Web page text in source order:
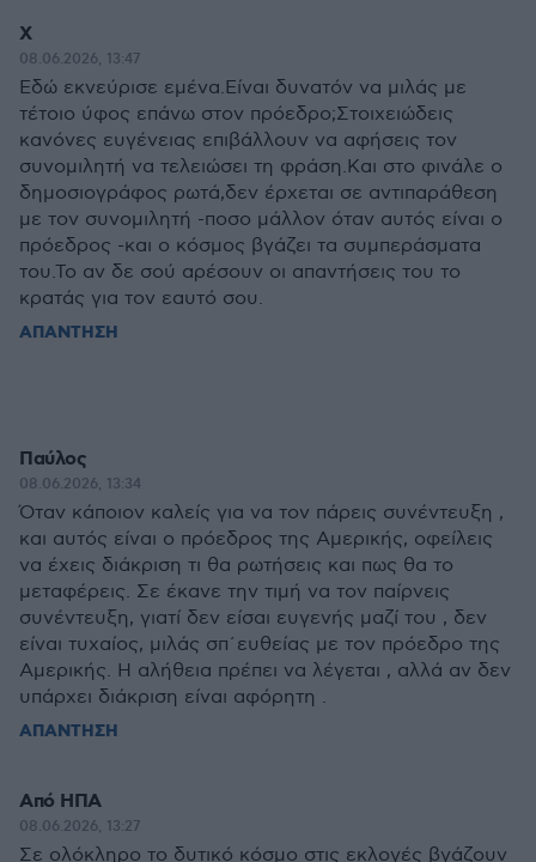
Χ
08.06.2026, 13:47
Εδώ εκνεύρισε εμένα.Είναι δυνατόν να μιλάς με
τέτοιο ύφος επάνω στον πρόεδρο;Στοιχειώδεις
κανόνες ευγένειας επιβάλλουν να αφήσεις τον
συνομιλητή να τελειώσει τη φράση.Και στο φινάλε ο
δημοσιογράφος ρωτά,δεν έρχεται σε αντιπαράθεση
με τον συνομιλητή -ποσο μάλλον όταν αυτός είναι ο
πρόεδρος -και ο κόσμος βγάζει τα συμπεράσματα
του.Το αν δε σού αρέσουν οι απαντήσεις του το
κρατάς για τον εαυτό σου.
ΑΠΑΝΤΗΣΗ
Παύλος
08.06.2026, 13:34
Όταν κάποιον καλείς για να τον πάρεις συνέντευξη ,
και αυτός είναι ο πρόεδρος της Αμερικής, οφείλεις
να έχεις διάκριση τι θα ρωτήσεις και πως θα το
μεταφέρεις. Σε έκανε την τιμή να τον παίρνεις
συνέντευξη, γιατί δεν είσαι ευγενής μαζί του , δεν
είναι τυχαίος, μιλάς σπ´ευθείας με τον πρόεδρο της
Αμερικής. Η αλήθεια πρέπει να λέγεται , αλλά αν δεν
υπάρχει διάκριση είναι αφόρητη .
ΑΠΑΝΤΗΣΗ
Από ΗΠΑ
08.06.2026, 13:27
Σε ολόκληρο το δυτικό κόσμο στις εκλογές βγάζουν